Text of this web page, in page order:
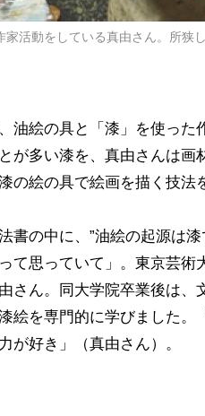
活動をしている真由さん。所狭
油絵の具と「漆」を使った
が多い漆を、真由さんは
の絵の具で絵画を描く技法
書の中に、”油絵の起源は
て思っていて」。東京芸
さん。同大学院卒業後は
絵を専門的に学びました
が好き」（真由さん）。